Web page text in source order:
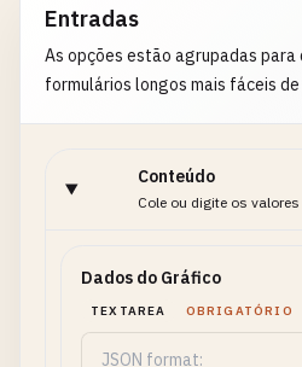
Entradas
As opções estão agrupadas para
formulários longos mais fáceis de
Conteúdo
Cole ou digite os
Dados do Gráfico
TEXTAREA OBRIGATÓRIO